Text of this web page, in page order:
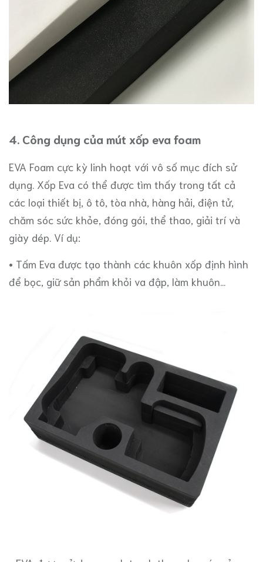
4. Công dụng của mút xốp eva foam
EVA Foam cực kỳ linh hoạt với vô số mục đích sử
dụng. Xốp Eva có thể được tìm thấy trong tất cả
các loại thiết bị, ô tô, tòa nhà, hàng hải, điện tử,
chăm sóc sức khỏe, đóng gói, thể thao, giải trí và
giày dép. Ví dụ:
• Tấm Eva được tạo thành các khuôn xốp định hình
để bọc, giữ sản phẩm khỏi va đập, làm khuôn...